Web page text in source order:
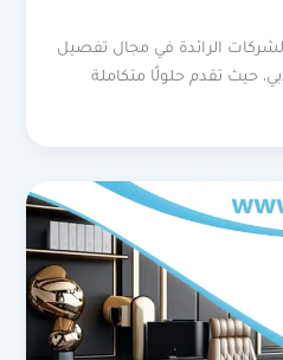
الرائدة في مجال تفصيل
حيث تقدم حلولًا متكاملة